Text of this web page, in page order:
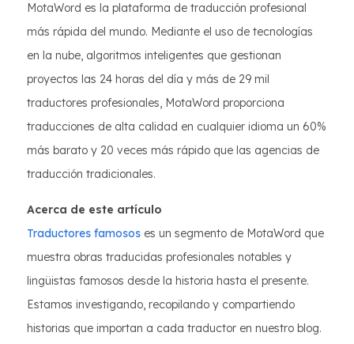
MotaWord es la plataforma de traducción profesional
más rápida del mundo. Mediante el uso de tecnologías
en la nube, algoritmos inteligentes que gestionan
proyectos las 24 horas del día y más de 29 mil
traductores profesionales, MotaWord proporciona
traducciones de alta calidad en cualquier idioma un 60%
más barato y 20 veces más rápido que las agencias de
traducción tradicionales.
Acerca de este artículo
Traductores famosos es un segmento de MotaWord que
muestra obras traducidas profesionales notables y
lingüistas famosos desde la historia hasta el presente.
Estamos investigando, recopilando y compartiendo
historias que importan a cada traductor en nuestro blog.